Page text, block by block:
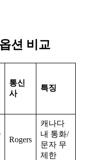
션 비교
통신
사
특징
Rogers
캐나다
내 통화/
문자 무
제한